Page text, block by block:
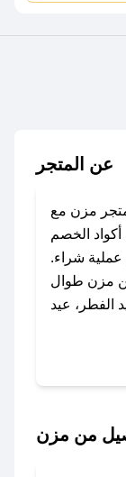
عن المتجر
مزن مع
الخصم
شراء.
مزن طوال
الفطر، عيد
رمضان،
عروض خاصة
بسهولة على
من مزن